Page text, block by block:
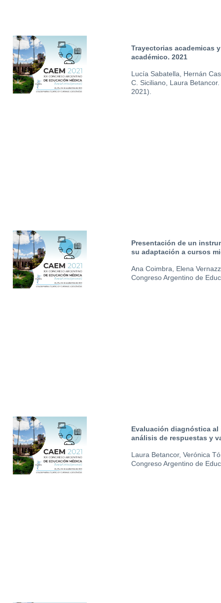
Trayectorias academicas
académico. 2021
Lucía Sabatella, Hernán
C. Siciliano, Laura
2021).
Presentación de un
su adaptación a cursos
Ana Coimbra, Elena
Congreso Argentino de
Evaluación diagnóstica al
análisis de respuestas y
Laura Betancor, Verónica
Congreso Argentino de